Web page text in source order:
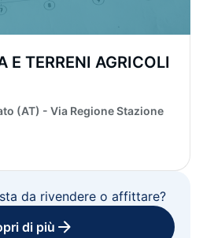
E TERRENI AGRICOLI
(AT) - Via Regione Stazione
da rivendere o affittare?
di più